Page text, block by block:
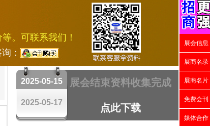
。可联系我们！
：
2025-05-15
2025-05-17
展会结束资料收集完成
点此下载
展会信息
展商名录
展商名片
免费会刊
媒体合作